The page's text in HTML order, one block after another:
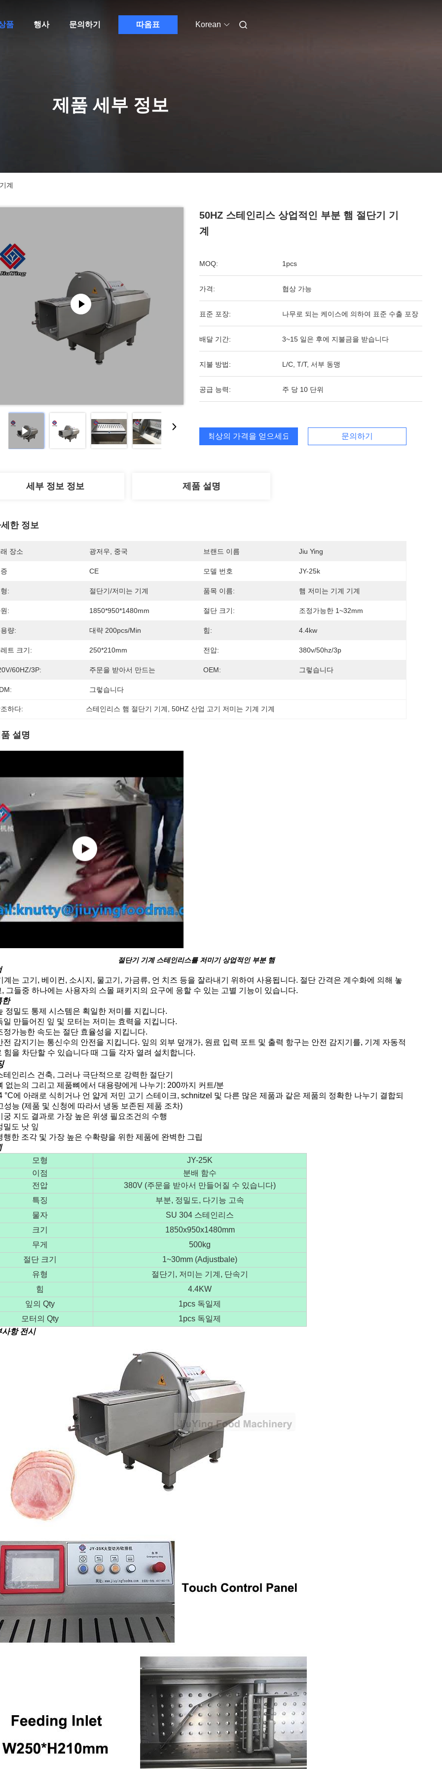
품 행사 문의하기 따옴표 Korean
제품 세부 정보
계
50HZ 스테인리스 상업적인 부분 햄 절단기 기
계
MOQ: 1pcs
가격: 협상 가능
표준 포장: 나무로 되는 케이스에 의하여 표준 수출 포장
배달 기간: 3~15 일은 후에 지불금을 받습니다
지불 방법: L/C, T/T, 서부 동맹
공급 능력: 주 당 10 단위
최상의 가격을 얻으세요 문의하기
세부 정보 정보 제품 설명
한 정보
장소 광저우, 중국 브랜드 이름 Jiu Ying
CE 모델 번호 JY-25k
: 절단기/저미는 기계 품목 이름: 햄 저미는 기계 기계
: 1850*950*1480mm 절단 크기: 조정가능한 1~32mm
량: 대략 200pcs/min 힘: 4.4kw
트 크기: 250*210mm 전압: 380v/50hz/3p
60HZ/3P: 주문을 받아서 만드는 OEM: 그렇습니다
그렇습니다
하다: 스테인리스 햄 절단기 기계 , 50HZ 산업 고기 저미는 기계 기계
설명
절단기 기계 스테인리스를 저미기 상업적인 부분 햄
계는 고기, 베이컨, 소시지, 물고기, 가금류, 언 치즈 등을 잘라내기 위하여 사용됩니다. 절단 간격은 계수화에 의해 놓
, 그들중 하나에는 사용자의 스몰 패키지의 요구에 응할 수 있는 고별 기능이 있습니다.
한
정밀도 통제 시스템은 획일한 저미를 지킵니다.
일 만들어진 잎 및 모터는 저미는 효력을 지킵니다.
정가능한 속도는 절단 효율성을 지킵니다.
전 감지기는 통신수의 안전을 지킵니다. 잎의 외부 덮개가, 원료 입력 포트 및 출력 항구는 안전 감지기를, 기계 자동적
힘을 차단할 수 있습니다 때 그들 각자 열려 설치합니다.
테인리스 건축, 그러나 극단적으로 강력한 절단기
없는의 그리고 제품뼈에서 대용량에게 나누기: 200까지 커트/분
°C에 아래로 식히거나 언 얇게 저민 고기 스테이크, schnitzel 및 다른 많은 제품과 같은 제품의 정확한 나누기 결합되
성능 (제품 및 신청에 따라서 냉동 보존된 제품 조차)
궁 지도 결과로 가장 높은 위생 필요조건의 수행
밀도 낫 잎
행한 조각 및 가장 높은 수확량을 위한 제품에 완벽한 그립
모형
JY-25K
이점
분배 함수
전압
380V (주문을 받아서 만들어질 수 있습니다)
특징
부분, 정밀도, 다기능 고속
물자
SU 304 스테인리스
크기
1850x950x1480mm
무게
500kg
절단 크기
1~30mm (Adjustbale)
유형
절단기, 저미는 기계, 단속기
힘
4.4KW
잎의 Qty
1pcs 독일제
모터의 Qty
1pcs 독일제
사항 전시